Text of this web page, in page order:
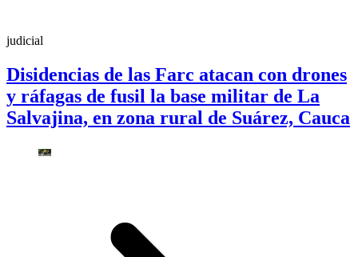
judicial
Disidencias de las Farc atacan con drones
y ráfagas de fusil la base militar de La
Salvajina, en zona rural de Suárez, Cauca